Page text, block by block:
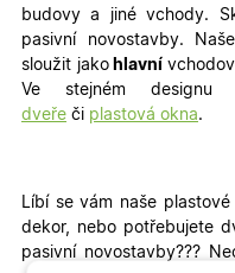
budovy a jiné vchody.
pasivní novostavby.
sloužit jakohlavní
Ve stejném
dveře či plastová okna.
Líbí se vám naše
dekor, nebo potřebujete
pasivní novostavby???